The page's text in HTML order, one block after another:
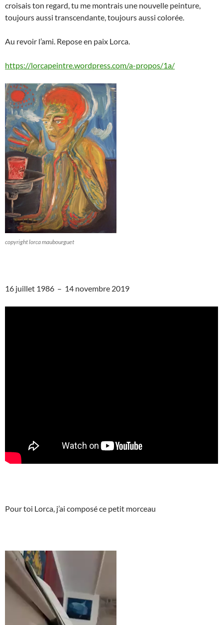
croisais ton regard, tu me montrais une nouvelle peinture,
toujours aussi transcendante, toujours aussi colorée.
Au revoir l’ami. Repose en paix Lorca.
https://lorcapeintre.wordpress.com/a-propos/1a/
copyright lorca maubourguet
16 juillet 1986 – 14 novembre 2019
Pour toi Lorca, j’ai composé ce petit morceau
Lecteur
vidéo